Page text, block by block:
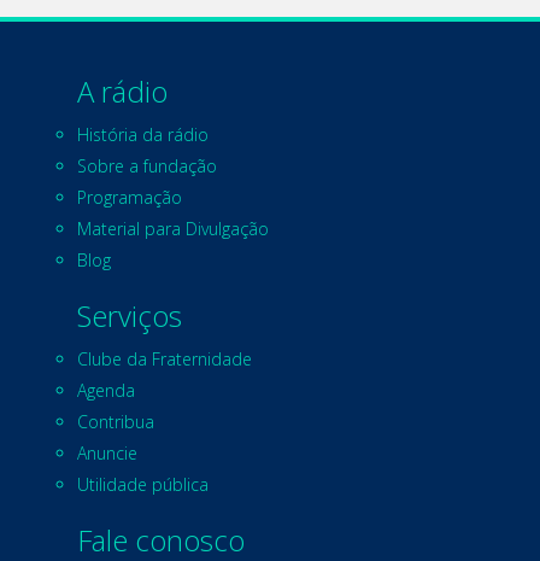
A rádio
História da rádio
Sobre a fundação
Programação
Material para Divulgação
Blog
Serviços
Clube da Fraternidade
Agenda
Contribua
Anuncie
Utilidade pública
Fale conosco